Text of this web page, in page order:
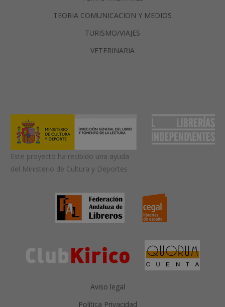
TEORIA COMUNICACION Y MEDIOS
TURISMO/VIAJES
VETERINARIA
Este proyecto ha recibido una ayuda
del Ministerio de Cultura y Deportes
Aviso legal
Política Privacidad